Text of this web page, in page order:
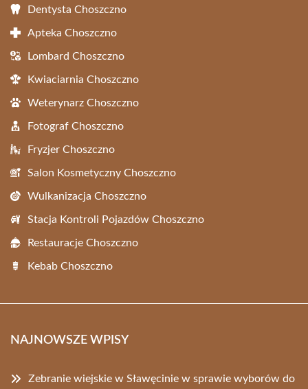
Dentysta Choszczno
Apteka Choszczno
Lombard Choszczno
Kwiaciarnia Choszczno
Weterynarz Choszczno
Fotograf Choszczno
Fryzjer Choszczno
Salon Kosmetyczny Choszczno
Wulkanizacja Choszczno
Stacja Kontroli Pojazdów Choszczno
Restauracje Choszczno
Kebab Choszczno
NAJNOWSZE WPISY
Zebranie wiejskie w Sławęcinie w sprawie wyborów do